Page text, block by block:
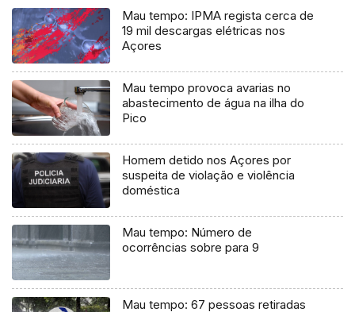
Mau tempo: IPMA regista cerca de
19 mil descargas elétricas nos
Açores
Mau tempo provoca avarias no
abastecimento de água na ilha do
Pico
Homem detido nos Açores por
suspeita de violação e violência
doméstica
Mau tempo: Número de
ocorrências sobre para 9
Mau tempo: 67 pessoas retiradas